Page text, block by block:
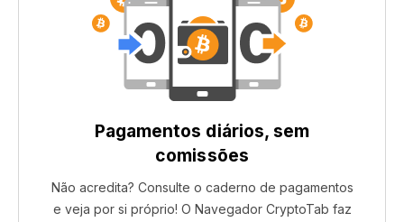
Pagamentos diários, sem
comissões
Não acredita? Consulte o caderno de pagamentos
e veja por si próprio! O Navegador CryptoTab faz